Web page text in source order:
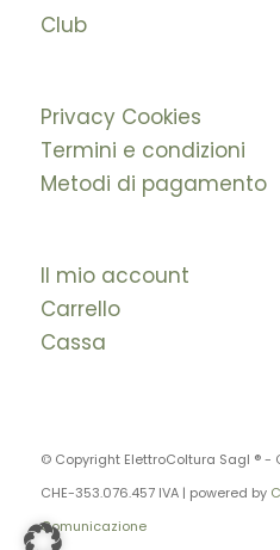
Club
Privacy Cookies
Termini e condizioni
Metodi di pagamento
Il mio account
Carrello
Cassa
© Copyright ElettroColtura Sagl ® -
CHE-353.076.457 IVA | powered by
Comunicazione